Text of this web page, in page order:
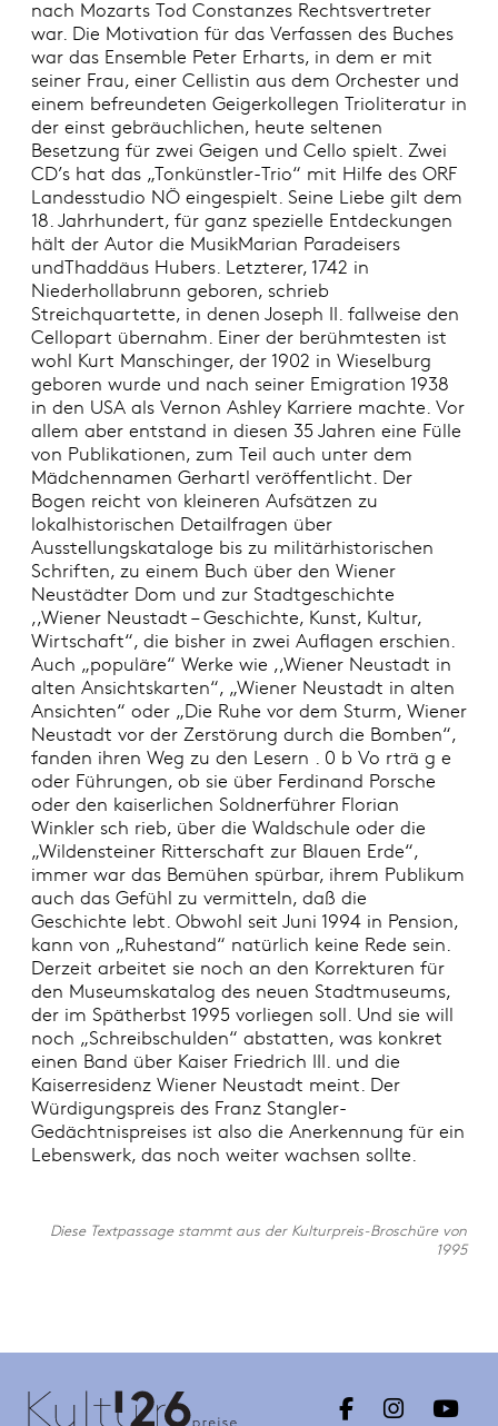
nach Mozarts Tod Constanzes Rechtsvertreter
war. Die Motivation für das Verfassen des Buches
war das Ensemble Peter Erharts, in dem er mit
seiner Frau, einer Cellistin aus dem Orchester und
einem befreundeten Geigerkollegen Trioliteratur in
der einst gebräuchlichen, heute seltenen
Besetzung für zwei Geigen und Cello spielt. Zwei
CD’s hat das „Tonkünstler-Trio“ mit Hilfe des ORF
Landesstudio NÖ eingespielt. Seine Liebe gilt dem
18. Jahrhundert, für ganz spezielle Entdeckungen
hält der Autor die MusikMarian Paradeisers
undThaddäus Hubers. Letzterer, 1742 in
Niederhollabrunn geboren, schrieb
Streichquartette, in denen Joseph II. fallweise den
Cellopart übernahm. Einer der berühmtesten ist
wohl Kurt Manschinger, der 1902 in Wieselburg
geboren wurde und nach seiner Emigration 1938
in den USA als Vernon Ashley Karriere machte. Vor
allem aber entstand in diesen 35 Jahren eine Fülle
von Publikationen, zum Teil auch unter dem
Mädchennamen Gerhartl veröffentlicht. Der
Bogen reicht von kleineren Aufsätzen zu
lokalhistorischen Detailfragen über
Ausstellungskataloge bis zu militärhistorischen
Schriften, zu einem Buch über den Wiener
Neustädter Dom und zur Stadtgeschichte
,,Wiener Neustadt – Geschichte, Kunst, Kultur,
Wirtschaft“, die bisher in zwei Auflagen erschien.
Auch „populäre“ Werke wie ,,Wiener Neustadt in
alten Ansichtskarten“, „Wiener Neustadt in alten
Ansichten“ oder „Die Ruhe vor dem Sturm, Wiener
Neustadt vor der Zerstörung durch die Bomben“,
fanden ihren Weg zu den Lesern . 0 b Vo rträ g e
oder Führungen, ob sie über Ferdinand Porsche
oder den kaiserlichen Soldnerführer Florian
Winkler sch rieb, über die Waldschule oder die
„Wildensteiner Ritterschaft zur Blauen Erde“,
immer war das Bemühen spürbar, ihrem Publikum
auch das Gefühl zu vermitteln, daß die
Geschichte lebt. Obwohl seit Juni 1994 in Pension,
kann von „Ruhestand“ natürlich keine Rede sein.
Derzeit arbeitet sie noch an den Korrekturen für
den Museumskatalog des neuen Stadtmuseums,
der im Spätherbst 1995 vorliegen soll. Und sie will
noch „Schreibschulden“ abstatten, was konkret
einen Band über Kaiser Friedrich III. und die
Kaiserresidenz Wiener Neustadt meint. Der
Würdigungspreis des Franz Stangler-
Gedächtnispreises ist also die Anerkennung für ein
Lebenswerk, das noch weiter wachsen sollte.
Diese Textpassage stammt aus der Kulturpreis-Broschüre von
1995